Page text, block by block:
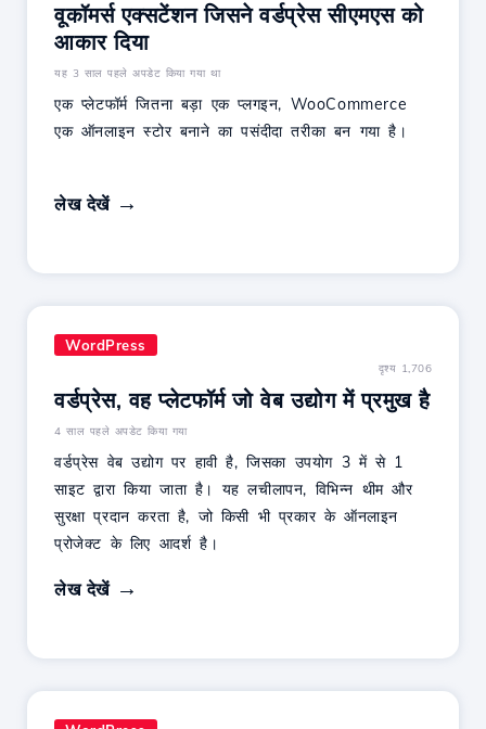
वूकॉमर्स एक्सटेंशन जिसने वर्डप्रेस सीएमएस को
आकार दिया
यह 3 साल पहले अपडेट किया गया था
एक प्लेटफॉर्म जितना बड़ा एक प्लगइन, WooCommerce
एक ऑनलाइन स्टोर बनाने का पसंदीदा तरीका बन गया है।
लेख देखें
WordPress
दृश्य 1,706
वर्डप्रेस, वह प्लेटफॉर्म जो वेब उद्योग में प्रमुख है
4 साल पहले अपडेट किया गया
वर्डप्रेस वेब उद्योग पर हावी है, जिसका उपयोग 3 में से 1
साइट द्वारा किया जाता है। यह लचीलापन, विभिन्न थीम और
सुरक्षा प्रदान करता है, जो किसी भी प्रकार के ऑनलाइन
प्रोजेक्ट के लिए आदर्श है।
लेख देखें